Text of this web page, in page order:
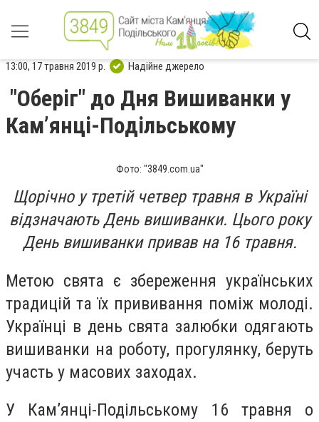
13:00, 17 травня 2019 р. Надійне джерело
"Оберіг" до Дня Вишиванки у
Кам’янці-Подільському
Фото: "3849.com.ua"
Щорічно у третій четвер травня в Україні
відзначають День вишиванки. Цього року
День вишиванки привав на 16 травня.
Метою свята є збереження українських
традицій та їх прививання поміж молоді.
Українці в день свята залюбки одягають
вишиванки на роботу, прогулянку, беруть
участь у масових заходах.
У Кам’янці-Подільському 16 травня о